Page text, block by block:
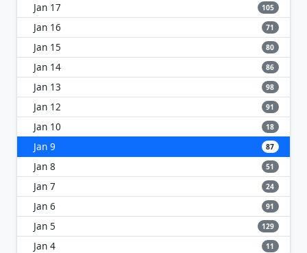
Jan 17 105
Jan 16 71
Jan 15 80
Jan 14 86
Jan 13 98
Jan 12 91
Jan 10 18
Jan 9 87
Jan 8 51
Jan 7 24
Jan 6 91
Jan 5 129
Jan 4 11